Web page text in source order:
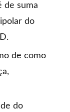
de suma
do
de como
do